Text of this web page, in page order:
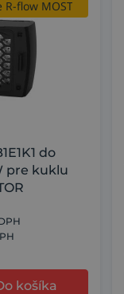
flow MOST
a výparom
do
pre kuklu
košíka